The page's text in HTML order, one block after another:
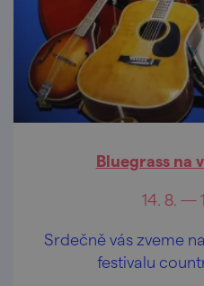
Bluegrass na
14. 8. —
Srdečně vás zveme
festivalu